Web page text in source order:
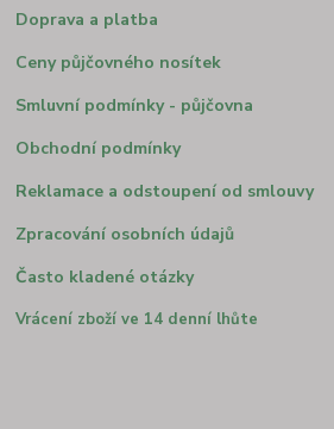
Doprava a platba
Ceny půjčovného nosítek
Smluvní podmínky - půjčovna
Obchodní podmínky
Reklamace a odstoupení od smlouvy
Zpracování osobních údajů
Často kladené otázky
Vrácení zboží ve 14 denní lhůte